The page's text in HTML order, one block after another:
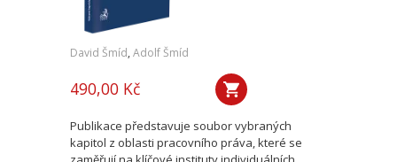
David Šmíd, Adolf Šmíd
490,00 Kč
Publikace představuje soubor vybraných
kapitol z oblasti pracovního práva, které se